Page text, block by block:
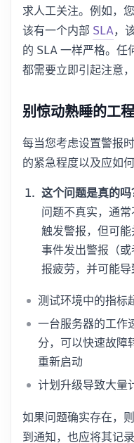
求人工关注。例如，
该有一个内部 SLA，
的 SLA 一样严格。任
都需要立即引起注意
别惊动熟睡的工
每当您考虑设置警报
的紧急程度以及应如何
这个问题是真的吗
问题不真实，通
触发警报，但可
事件发出警报（
报疲劳，并可能
测试环境中的指标
一台服务器的工作
分，可以快速故障
重新启动
计划升级导致大量
如果问题确实存在，
到通知，也应将其记